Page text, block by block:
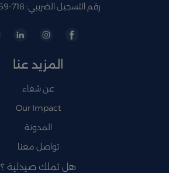
رقم التسجيل الضريبي: 718-859-672
المزيد عنا
عن شفاء
Our Impact
المدونة
تواصل معنا
هل تملك صيدلية ؟